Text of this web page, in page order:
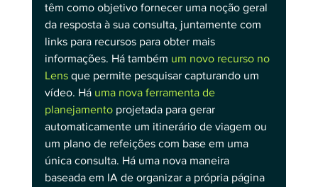
têm como objetivo fornecer uma noção geral
da resposta à sua consulta, juntamente com
links para recursos para obter mais
informações. Há também um novo recurso no
Lens que permite pesquisar capturando um
vídeo. Há uma nova ferramenta de
planejamento projetada para gerar
automaticamente um itinerário de viagem ou
um plano de refeições com base em uma
única consulta. Há uma nova maneira
baseada em IA de organizar a própria página